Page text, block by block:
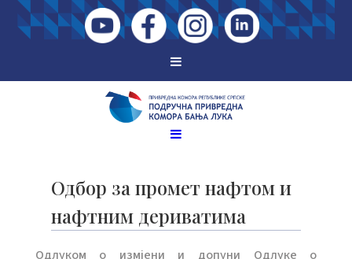
Одбор за промет нафтом и
нафтним дериватима
Одлуком о измјени и допуни Одлуке о